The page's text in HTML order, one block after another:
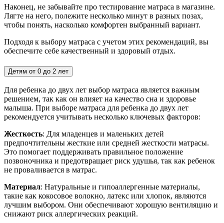
Наконец, не забывайте про тестирование матраса в магазине.
Лягте на него, полежите несколько минут в разных позах,
чтобы понять, насколько комфортен выбранный вариант.
Подходя к выбору матраса с учетом этих рекомендаций, вы
обеспечите себе качественный и здоровый отдых.
Детям от 0 до 2 лет
Для ребенка до двух лет выбор матраса является важным
решением, так как он влияет на качество сна и здоровье
малыша. При выборе матраса для ребенка до двух лет
рекомендуется учитывать несколько ключевых факторов:
Жесткость: Для младенцев и маленьких детей
предпочтительны жесткие или средней жесткости матрасы.
Это помогает поддерживать правильное положение
позвоночника и предотвращает риск удушья, так как ребенок
не проваливается в матрас.
Материал: Натуральные и гипоаллергенные материалы,
такие как кокосовое волокно, латекс или хлопок, являются
лучшим выбором. Они обеспечивают хорошую вентиляцию и
снижают риск аллергических реакций.